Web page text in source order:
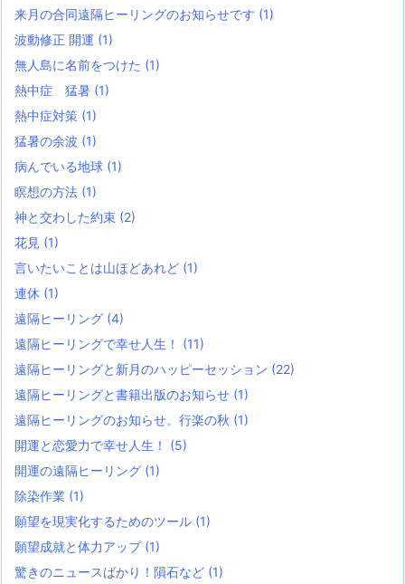
来月の合同遠隔ヒーリングのお知らせです (1)
波動修正 開運 (1)
無人島に名前をつけた (1)
熱中症 猛暑 (1)
熱中症対策 (1)
猛暑の余波 (1)
病んでいる地球 (1)
瞑想の方法 (1)
神と交わした約束 (2)
花見 (1)
言いたいことは山ほどあれど (1)
連休 (1)
遠隔ヒーリング (4)
遠隔ヒーリングで幸せ人生！ (11)
遠隔ヒーリングと新月のハッピーセッション (22)
遠隔ヒーリングと書籍出版のお知らせ (1)
遠隔ヒーリングのお知らせ。行楽の秋 (1)
開運と恋愛力で幸せ人生！ (5)
開運の遠隔ヒーリング (1)
除染作業 (1)
願望を現実化するためのツール (1)
願望成就と体力アップ (1)
驚きのニュースばかり！隕石など (1)